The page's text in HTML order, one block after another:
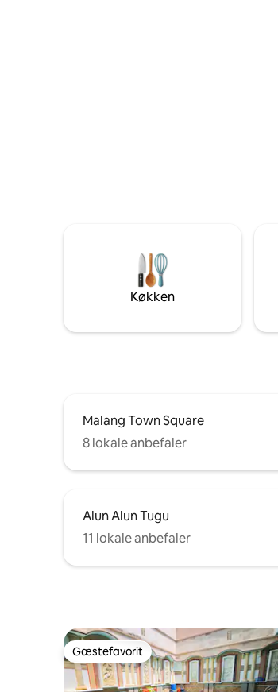
Køkken
Malang Town Square
8 lokale anbefaler
Alun Alun Tugu
11 lokale anbefaler
Gæstefavorit
Gæstefavorit